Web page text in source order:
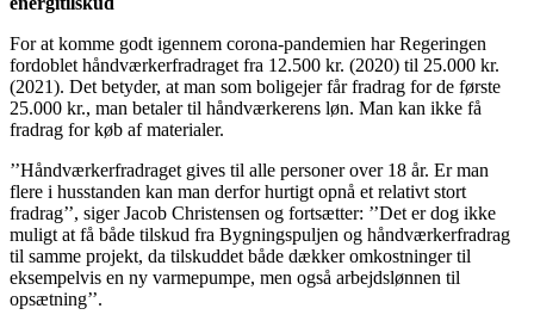
For at komme godt igennem corona-pandemien har Regeringen
fordoblet håndværkerfradraget fra 12.500 kr. (2020) til 25.000 kr.
(2021). Det betyder, at man som boligejer får fradrag for de første
25.000 kr., man betaler til håndværkerens løn. Man kan ikke få
fradrag for køb af materialer.
’’Håndværkerfradraget gives til alle personer over 18 år. Er man
flere i husstanden kan man derfor hurtigt opnå et relativt stort
fradrag’’, siger Jacob Christensen og fortsætter: ’’Det er dog ikke
muligt at få både tilskud fra Bygningspuljen og håndværkerfradrag
til samme projekt, da tilskuddet både dækker omkostninger til
eksempelvis en ny varmepumpe, men også arbejdslønnen til
opsætning’’.